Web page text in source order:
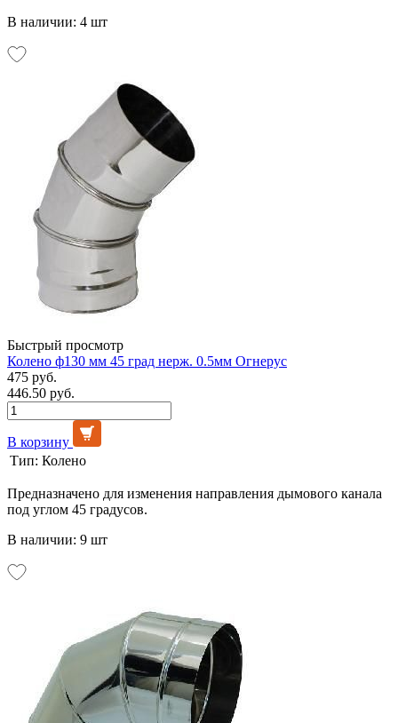
В наличии: 4 шт
Быстрый просмотр
Колено ф130 мм 45 град нерж. 0.5мм Огнерус
475 руб.
446.50 руб.
В корзину
Тип: Колено
Предназначено для изменения направления дымового канала
под углом 45 градусов.
В наличии: 9 шт